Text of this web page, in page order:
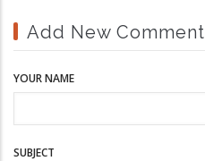
Add New Comment
YOUR NAME
SUBJECT